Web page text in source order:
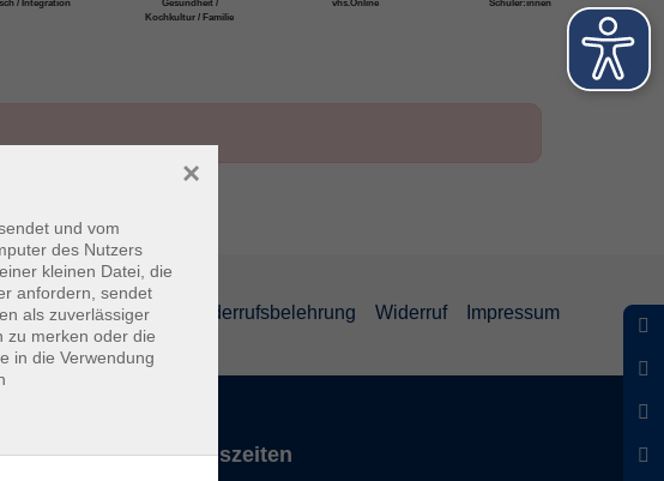
/ Integration
Gesundheit /
Kochkultur / Familie
vhs.Online Schüler:innen
Barrierefreiheit Widerrufsbelehrung Widerruf Impressum
Öffnungszeiten
und vom
des Nutzers
kleinen Datei, die
anfordern, sendet
als zuverlässiger
zu merken oder die
in die Verwendung
×